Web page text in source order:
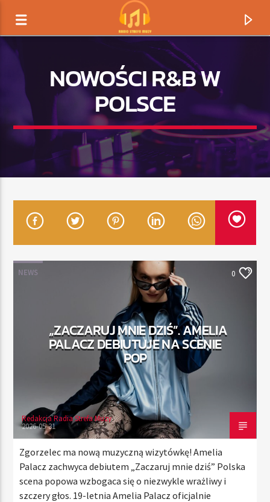
TERAZ GRAMY
TYTUŁ
ARTYSTA
RADIO STREFA MUZY
00:00 24:00
Radio Strefa Muzy
NOWOŚCI R&B W
POLSCE
NEWS 0
„ZACZARUJ MNIE DZIŚ”. AMELIA
PALACZ DEBIUTUJE NA SCENIE
POP
Redakcja Radia Strefa Muzy
2026-05-31
Zgorzelec ma nową muzyczną wizytówkę! Amelia
Palacz zachwyca debiutem „Zaczaruj mnie dziś” Polska
scena popowa wzbogaca się o niezwykle wrażliwy i
szczery głos. 19-letnia Amelia Palacz oficjalnie